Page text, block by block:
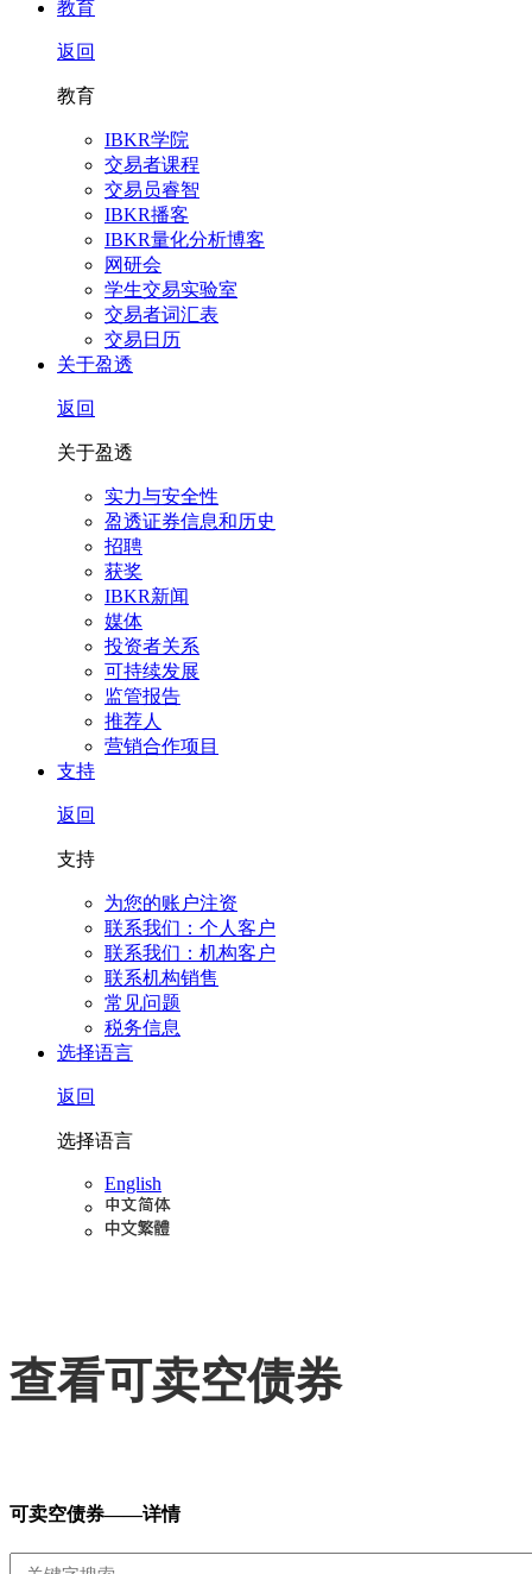
教育
返回
教育
IBKR学院
交易者课程
交易员睿智
IBKR播客
IBKR量化分析博客
网研会
学生交易实验室
交易者词汇表
交易日历
关于盈透
返回
关于盈透
实力与安全性
盈透证券信息和历史
招聘
获奖
IBKR新闻
媒体
投资者关系
可持续发展
监管报告
推荐人
营销合作项目
支持
返回
支持
为您的账户注资
联系我们：个人客户
联系我们：机构客户
联系机构销售
常见问题
税务信息
选择语言
返回
选择语言
English
查看可卖空债券
可卖空债券——详情